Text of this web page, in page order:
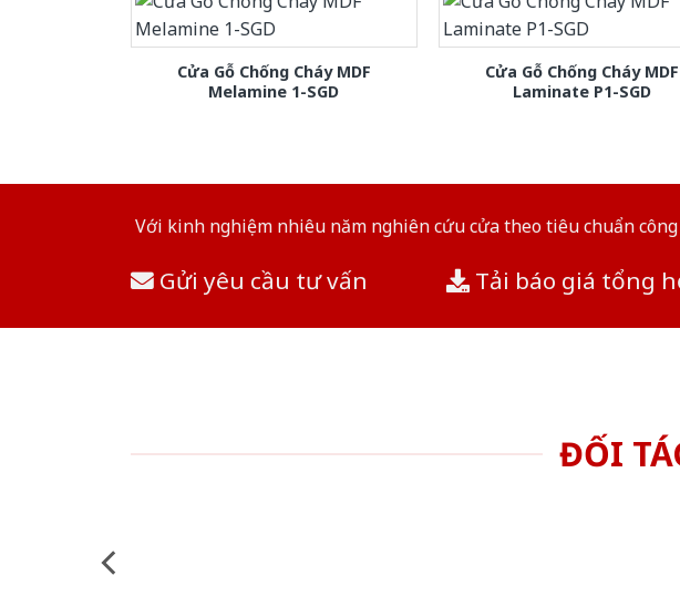
Cửa Gỗ Chống Cháy MDF
Melamine 1-SGD
Cửa Gỗ Chống Cháy MDF
Laminate P1-SGD
Với kinh nghiệm nhiêu năm nghiên cứu cửa theo tiêu chuẩn
Gửi yêu cầu tư vấn Tải báo giá tổng
ĐỐI